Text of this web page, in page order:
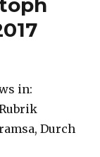
in:
Durch